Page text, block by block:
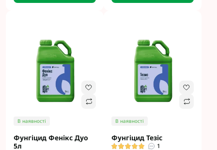
В наявності
Фунгіцид Фенікс Дуо
5л
В наявності
Фунгіцид Тезіс
1